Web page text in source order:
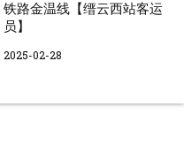
铁路金温线【缙云西站客运
员】
2025-02-28